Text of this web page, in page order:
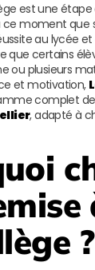
est une
ce moment
au lycée
que certains
ou plusieurs
et motivation,
complet de
, adapté à
?